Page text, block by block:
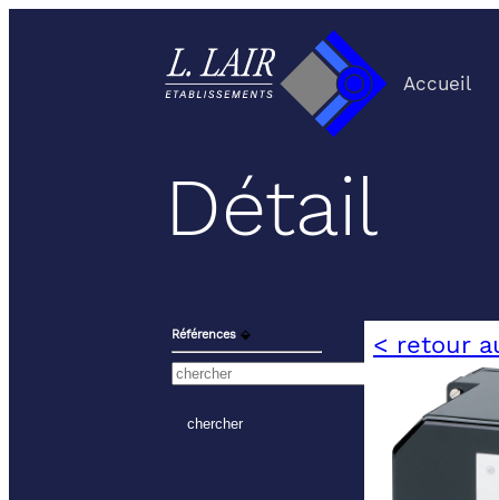
Accueil
Détail
Références ⬙ < retour